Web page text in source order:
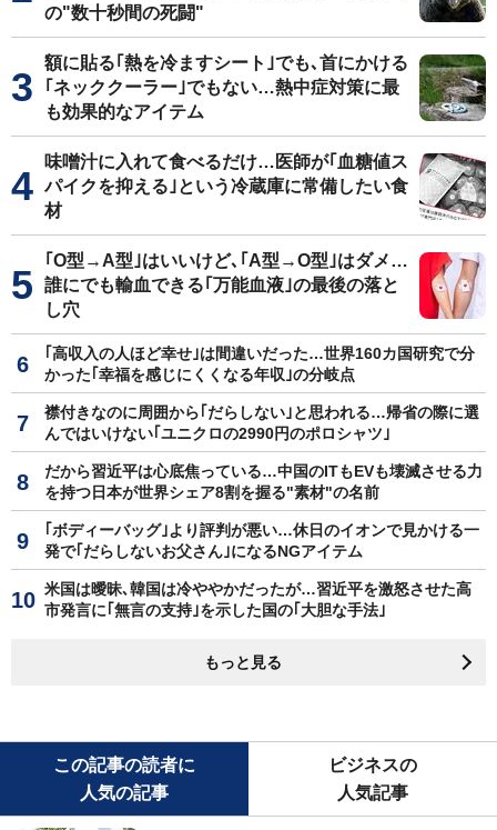
の"数十秒間の死闘"
額に貼る｢熱を冷ますシート｣でも､首にかける
｢ネッククーラー｣でもない…熱中症対策に最
も効果的なアイテム
味噌汁に入れて食べるだけ…医師が｢血糖値ス
パイクを抑える｣という冷蔵庫に常備したい食
材
｢O型→A型｣はいいけど､｢A型→O型｣はダメ…
誰にでも輸血できる｢万能血液｣の最後の落と
し穴
｢高収入の人ほど幸せ｣は間違いだった…世界160カ国研究で分
かった｢幸福を感じにくくなる年収｣の分岐点
襟付きなのに周囲から｢だらしない｣と思われる…帰省の際に選
んではいけない｢ユニクロの2990円のポロシャツ｣
だから習近平は心底焦っている…中国のITもEVも壊滅させる力
を持つ日本が世界シェア8割を握る"素材"の名前
｢ボディーバッグ｣より評判が悪い…休日のイオンで見かける一
発で｢だらしないお父さん｣になるNGアイテム
米国は曖昧､韓国は冷ややかだったが…習近平を激怒させた高
市発言に｢無言の支持｣を示した国の｢大胆な手法｣
もっと見る
この記事の読者に
人気の記事
ビジネスの
人気記事